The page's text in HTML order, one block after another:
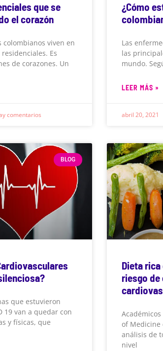
que se
el corazón
colombianos viven en
Es
de corazones. Un
comentarios
¿Cómo
Las
las
mundo.
LEER MÁS »
abril 20, 2021
BLOG
que estuvieron
19 van a quedar con
y físicas, que
Dieta
riesgo de
of Medicine
análisis de
nivel